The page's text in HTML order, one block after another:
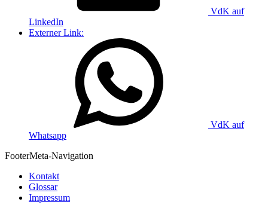
VdK auf
LinkedIn
Externer Link:
VdK auf
Whatsapp
FooterMeta-Navigation
Kontakt
Glossar
Impressum